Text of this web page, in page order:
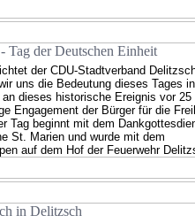
Tag der Deutschen Einheit
der CDU-Stadtverband
uns die Bedeutung dieses Tages
dieses historische Ereignis vor 25
Engagement der Bürger für die
Tag beginnt mit dem
St. Marien und wurde mit dem
auf dem Hof der Feuerwehr
in Delitzsch